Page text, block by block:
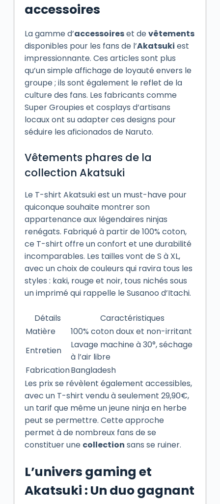
accessoires
La gamme d’accessoireset devêtements
disponibles pour les fans de l’Akatsuki est
impressionnante. Ces articles sont plus
qu’un simple affichage de loyauté envers le
groupe ; ils sont également le reflet de la
culture des fans. Les fabricants comme
Super Groupies et cosplays d’artisans
locaux ont su adapter ces designs pour
séduire les aficionados de Naruto.
Vêtements phares de la
collection Akatsuki
Le T-shirt Akatsuki est un must-have pour
quiconque souhaite montrer son
appartenance aux légendaires ninjas
renégats. Fabriqué à partir de 100% coton,
ce T-shirt offre un confort et une durabilité
incomparables. Les tailles vont de S à XL,
avec un choix de couleurs qui ravira tous les
styles : kaki, rouge et noir, tous nichés sous
un imprimé qui rappelle le Susanoo d’Itachi.
Détails
Caractéristiques
Matière
100% coton doux et non-irritant
Entretien
Lavage machine à 30°, séchage
à l’air libre
FabricationBangladesh
Les prix se révèlent également accessibles,
avec un T-shirt vendu à seulement 29,90€,
un tarif que même un jeune ninja en herbe
peut se permettre. Cette approche
permet à de nombreux fans de se
constituer une collection sans se ruiner.
L’univers gaming et
Akatsuki : Un duo gagnant